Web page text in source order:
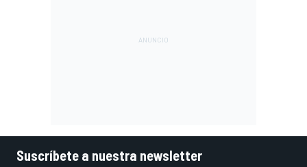
Suscríbete a nuestra newsletter